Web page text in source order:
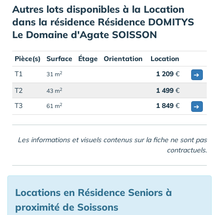
Autres lots disponibles à la Location
dans la résidence Résidence DOMITYS
Le Domaine d'Agate SOISSON
Pièce(s) Surface Étage Orientation
Location
T1
31 m2 1 209 €
➔
T2
43 m2 1 499 €
T3
61 m2 1 849 € ➔
Les informations et visuels contenus sur la fiche ne sont pas
contractuels.
Locations en Résidence Seniors à
proximité de Soissons